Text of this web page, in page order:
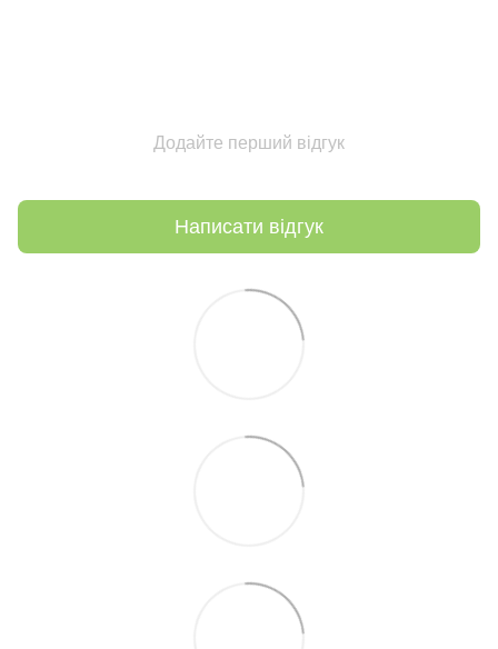
Додайте перший відгук
Написати відгук